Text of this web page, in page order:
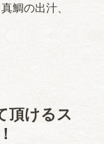
鯛の出汁、
頂けるス